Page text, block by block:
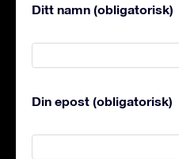
Ditt namn (obligatorisk)
Din epost (obligatorisk)